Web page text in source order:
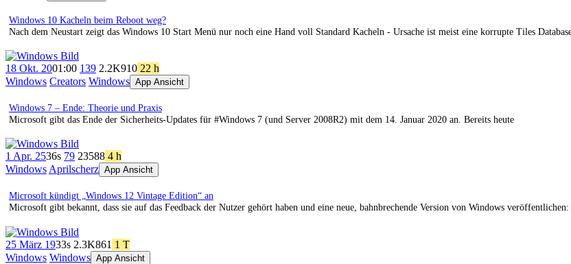
Windows 10 Kacheln beim Reboot weg?
Nach dem Neustart zeigt das Windows 10 Start Menü nur noch eine Hand voll Standard Kacheln - Ursache ist meist eine korrupte Tiles
18 Okt. 2001:00 139 2.2K910 22 h
Windows Creators Windows App Ansicht
Windows 7 – Ende: Theorie und Praxis
Microsoft gibt das Ende der Sicherheits-Updates für #Windows 7 (und Server 2008R2) mit dem 14. Januar 2020 an. Bereits heute
1 Apr. 2536s 79 23588 4 h
Windows Aprilscherz App Ansicht
Microsoft kündigt „Windows 12 Vintage Edition“ an
Microsoft gibt bekannt, dass sie auf das Feedback der Nutzer gehört haben und eine neue, bahnbrechende Version von Windows veröffentlichen:
25 März 1933s 2.3K861 1 T
Windows Windows App Ansicht